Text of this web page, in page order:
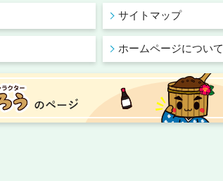
サイトマップ
ホームページについて